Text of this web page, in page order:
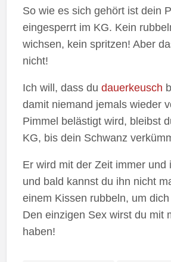
So wie es sich gehört ist dein
eingesperrt im KG. Kein
wichsen, kein spritzen! Aber
nicht!
Ich will, dass du dauerkeusch
damit niemand jemals wieder
Pimmel belästigt wird, bleibst
KG, bis dein Schwanz
Er wird mit der Zeit immer und
und bald kannst du ihn nicht
einem Kissen rubbeln, um
Den einzigen Sex wirst du mit
haben!